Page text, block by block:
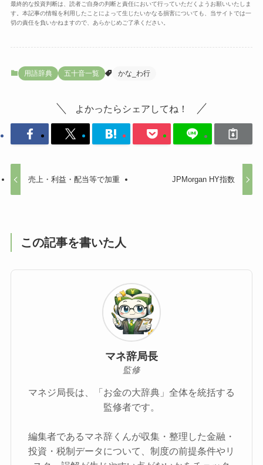
最終的な投資判断は、読者ご自身の判断と責任において行っていただくようお願いいたしま
す。本記事の情報を利用したことによって生じたいかなる損害についても、当サイトでは一
切の責任を負いかねますので、あらかじめご了承ください。
用語辞典 五十音一覧 かな_わ行
よかったらシェアしてね！
売上・利益・配当等で加重 JPMorgan HY指数
この記事を書いた人
マネ辞局長
監修
マネジ局長は、「お金の大辞典」全体を統括する
監修者です。
編集者であるマネ辞くんが収集・整理した金融・
投資・税制データについて、制度の前提条件やリ